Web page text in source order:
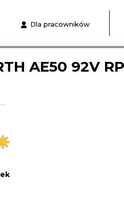
Dla pracowników
AE50 92V